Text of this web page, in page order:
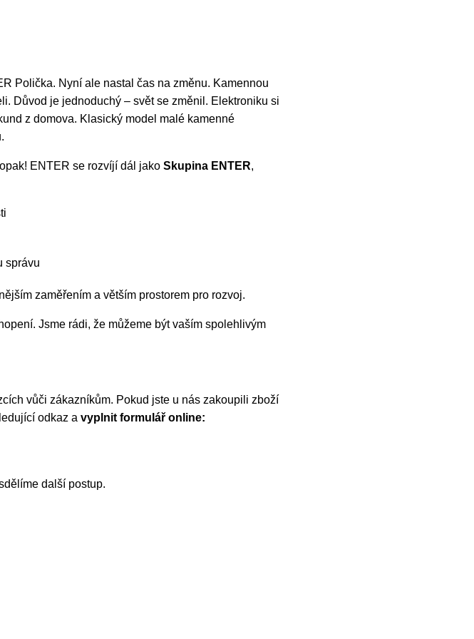
Polička. Nyní ale nastal čas na změnu. Kamennou
Důvod je jednoduchý – svět se změnil. Elektroniku si
z domova. Klasický model malé kamenné
ENTER se rozvíjí dál jako Skupina ENTER,
správu
zaměřením a větším prostorem pro rozvoj.
Jsme rádi, že můžeme být vaším spolehlivým
vůči zákazníkům. Pokud jste u nás zakoupili zboží
odkaz a vyplnit formulář online:
další postup.